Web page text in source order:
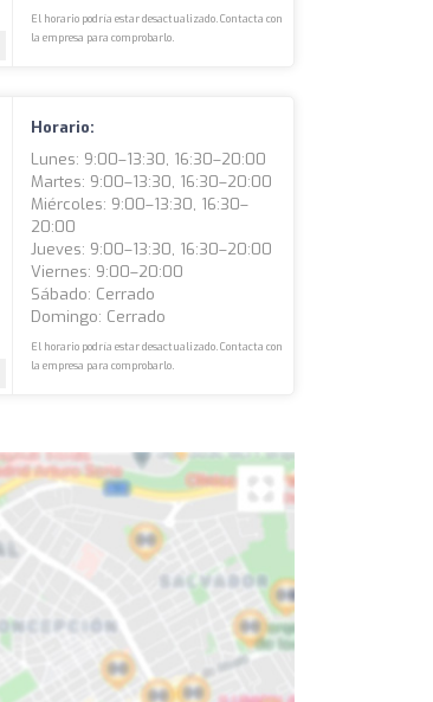
El horario podría estar desactualizado. Contacta con
la empresa para comprobarlo.
Horario:
Lunes: 9:00–13:30, 16:30–20:00
Martes: 9:00–13:30, 16:30–20:00
Miércoles: 9:00–13:30, 16:30–
20:00
Jueves: 9:00–13:30, 16:30–20:00
Viernes: 9:00–20:00
Sábado: Cerrado
Domingo: Cerrado
El horario podría estar desactualizado. Contacta con
la empresa para comprobarlo.